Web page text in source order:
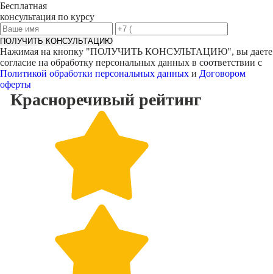
Бесплатная
консультация по курсу
ПОЛУЧИТЬ КОНСУЛЬТАЦИЮ
Нажимая на кнопку "ПОЛУЧИТЬ КОНСУЛЬТАЦИЮ", вы даете
согласие на обработку персональных данных в соответствии с
Политикой обработки персональных данных и Договором
оферты
Красноречивый рейтинг